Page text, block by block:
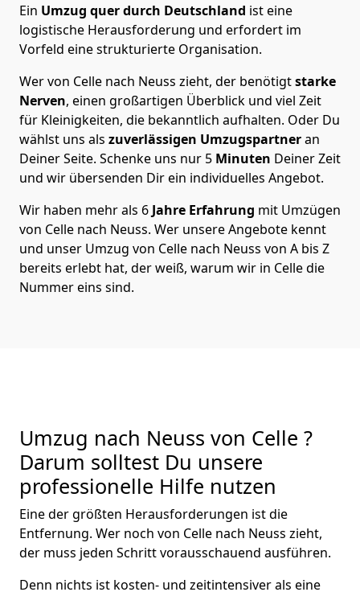
Ein Umzug quer durch Deutschland ist eine
logistische Herausforderung und erfordert im
Vorfeld eine strukturierte Organisation.
Wer von Celle nach Neuss zieht, der benötigtstarke
Nerven, einen großartigen Überblick und viel Zeit
für Kleinigkeiten, die bekanntlich aufhalten. Oder Du
wählst uns als zuverlässigen Umzugspartneran
Deiner Seite. Schenke uns nur 5 Minuten Deiner Zeit
und wir übersenden Dir ein individuelles Angebot.
Wir haben mehr als 6 Jahre Erfahrung mit Umzügen
von Celle nach Neuss. Wer unsere Angebote kennt
und unser Umzug von Celle nach Neuss von A bis Z
bereits erlebt hat, der weiß, warum wir in Celle die
Nummer eins sind.
Umzug nach Neuss von Celle ?
Darum solltest Du unsere
professionelle Hilfe nutzen
Eine der größten Herausforderungen ist die
Entfernung. Wer noch von Celle nach Neuss zieht,
der muss jeden Schritt vorausschauend ausführen.
Denn nichts ist kosten- und zeitintensiver als eine